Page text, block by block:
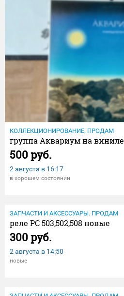
КОЛЛЕКЦИОНИРОВАНИЕ. ПРОДАМ
группа Аквариум на виниле
500 руб.
2 августа в 16:17
в хорошем состоянии
ЗАПЧАСТИ И АКСЕССУАРЫ. ПРОДАМ
реле РС 503,502,508 новые
300 руб.
2 августа в 14:50
новые